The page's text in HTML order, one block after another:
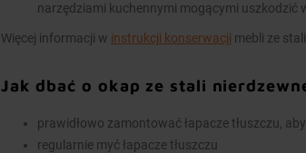
narzędziami kuchennymi mogącymi uszkodzić
Więcej informacji w instrukcji konserwacji mebli ze
Jak dbać o okap ze stali
prawidłowo zamontować łapacze tłuszczu,
regularnie myć łapacze tłuszczu